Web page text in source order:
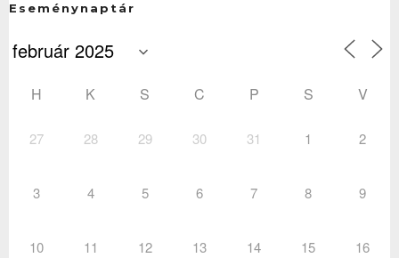
Eseménynaptár
H K S C P S V
27 28 29 30 31 1 2
3 4 5 6 7 8 9
10 11 12 13 14 15 16